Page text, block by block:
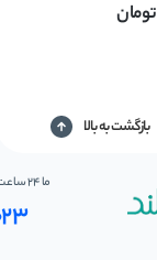
تومان
بازگشت به بالا
ما 24 ساعت شبانه‌روز در کنار شما هستیم